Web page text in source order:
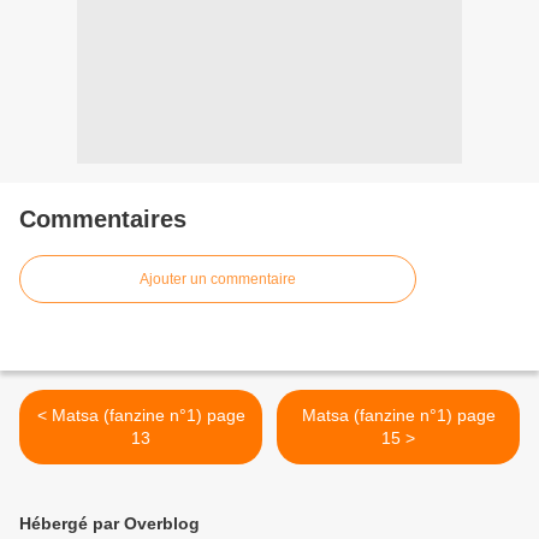
Commentaires
Ajouter un commentaire
< Matsa (fanzine n°1) page
13
Matsa (fanzine n°1) page
15 >
Hébergé par Overblog